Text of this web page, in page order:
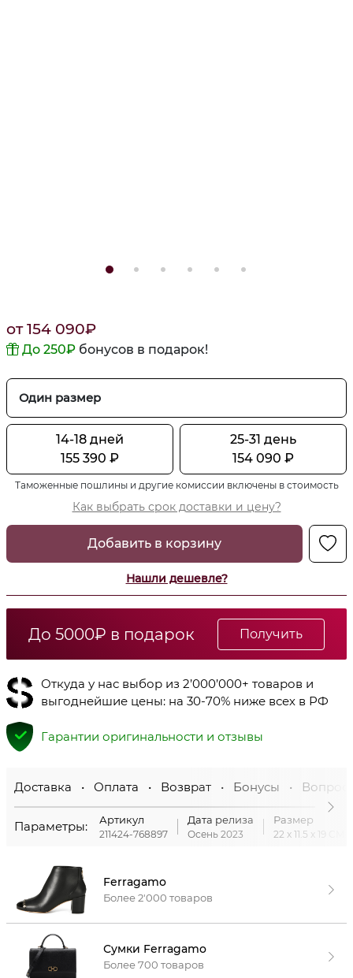
от154 090₽
До 250₽ бонусов в подарок!
Один размер
14-18 дней
155 390 ₽
25-31 день
154 090 ₽
Таможенные пошлины и другие комиссии включены в стоимость
Как выбрать срок доставки и цену?
Добавить в корзину
Нашли дешевле?
До 5000₽ в подарок Получить
Откуда у нас выбор из 2’000’000+ товаров и
выгоднейшие цены: на 30-70% ниже всех в РФ
Гарантии оригинальности и отзывы
Доставка • Оплата • Возврат • Бонусы •
Параметры: Артикул
211424-768897
Дата релиза
Осень 2023
Размер
22 x 11.5 x 19 CM
Ferragamo
Более 2'000 товаров
Сумки Ferragamo
Более 700 товаров